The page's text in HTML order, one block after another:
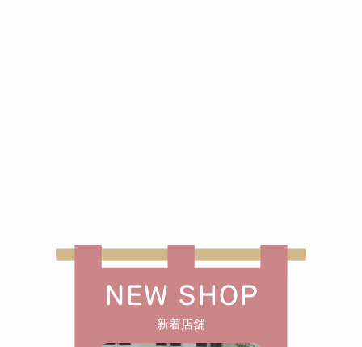
NEW SHOP
新着店舗